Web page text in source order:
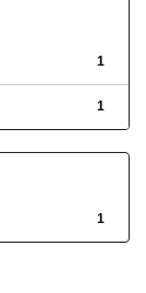
1
1
1